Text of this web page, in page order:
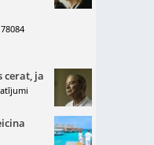
cerat, ja